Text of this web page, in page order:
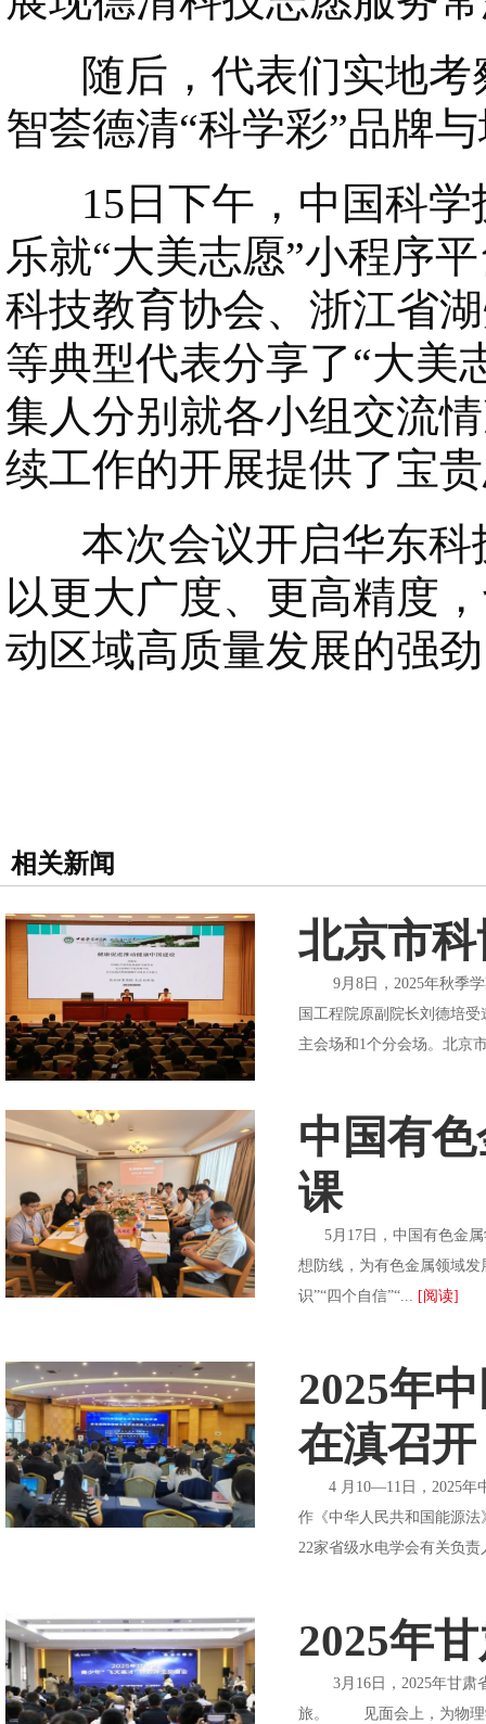
随后，代表们实地考
智荟德清“科学彩”品牌
15日下午，中国科学
乐就“大美志愿”小程序
科技教育协会、浙江省
等典型代表分享了“大美
集人分别就各小组交流
续工作的开展提供了宝
本次会议开启华东科
以更大广度、更高精度
动区域高质量发展的强
相关新闻
北京市
9月8日，2025年秋季学
国工程院原副院长刘德培
主会场和1个分会场。北京
中国有
课
5月17日，中国有色金属
想防线，为有色金属领域
识”“四个自信”“... [阅读]
2025年
在滇召开
4 月10—11日，2025年中
作《中华人民共和国能源
22家省级水电学会有关负
2025年
3月16日，2025年甘肃省
旅。 见面会上，为物理学